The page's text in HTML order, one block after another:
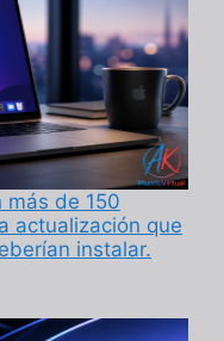
más de 150
actualización que
instalar.